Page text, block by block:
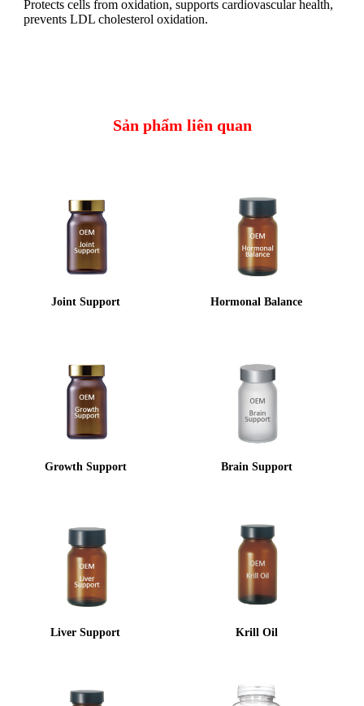
Protects cells from oxidation, supports cardiovascular health,
prevents LDL cholesterol oxidation.
Sản phẩm liên quan
Joint Support Hormonal Balance
Growth Support Brain Support
Liver Support Krill Oil